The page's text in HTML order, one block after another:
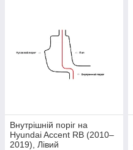
Внутрішній поріг на
Hyundai Accent RB (2010–
2019), Лівий